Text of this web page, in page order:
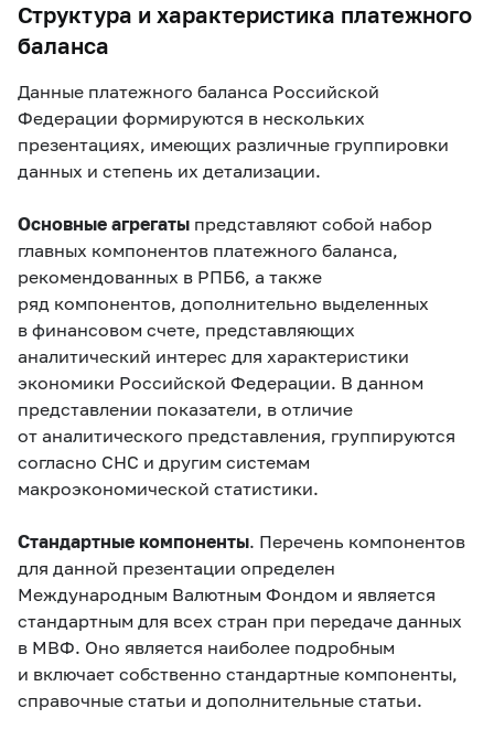
Структура и характеристика платежного
баланса
Данные платежного баланса Российской
Федерации формируются в нескольких
презентациях, имеющих различные группировки
данных и степень их детализации.
Основные агрегаты представляют собой набор
главных компонентов платежного баланса,
рекомендованных в РПБ6, а также
ряд компонентов, дополнительно выделенных
в финансовом счете, представляющих
аналитический интерес для характеристики
экономики Российской Федерации. В данном
представлении показатели, в отличие
от аналитического представления, группируются
согласно СНС и другим системам
макроэкономической статистики.
Стандартные компоненты. Перечень компонентов
для данной презентации определен
Международным Валютным Фондом и является
стандартным для всех стран при передаче данных
в МВФ. Оно является наиболее подробным
и включает собственно стандартные компоненты,
справочные статьи и дополнительные статьи.